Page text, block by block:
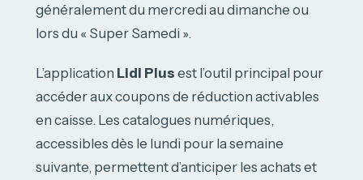
généralement du mercredi au dimanche ou
lors du « Super Samedi ».
L’application Lidl Plus est l’outil principal pour
accéder aux coupons de réduction activables
en caisse. Les catalogues numériques,
accessibles dès le lundi pour la semaine
suivante, permettent d’anticiper les achats et